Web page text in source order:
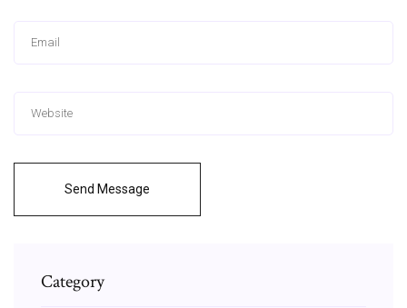
Send Message
Category